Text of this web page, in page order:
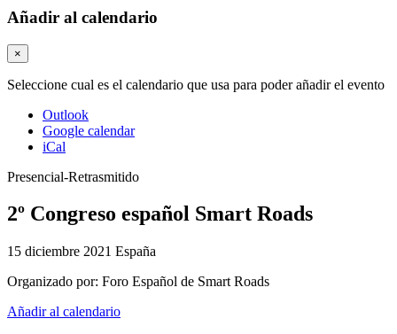
Añadir al calendario
×
Seleccione cual es el calendario que usa para poder añadir el evento
Outlook
Google calendar
iCal
Presencial-Retrasmitido
2º Congreso español Smart Roads
15 diciembre 2021 España
Organizado por: Foro Español de Smart Roads
Añadir al calendario